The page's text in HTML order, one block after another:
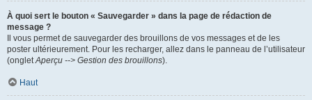
À quoi sert le bouton « Sauvegarder » dans la page de rédaction de
message ?
Il vous permet de sauvegarder des brouillons de vos messages et de les
poster ultérieurement. Pour les recharger, allez dans le panneau de l’utilisateur
(ongletAperçu --> Gestion des brouillons).
Haut